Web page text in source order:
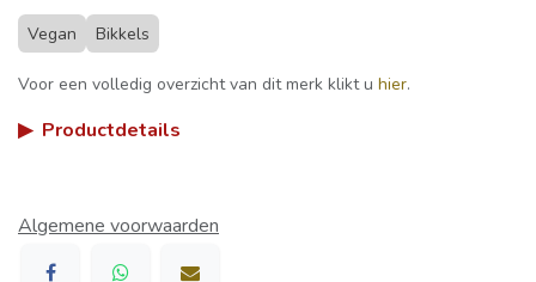
Vegan Bikkels
Voor een volledig overzicht van dit merk klikt u hier.
▶ Productdetails
Algemene voorwaarden